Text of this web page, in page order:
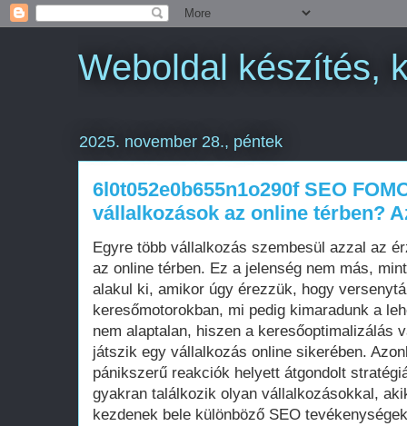
Weboldal készítés,
2025. november 28., péntek
6l0t052e0b655n1o290f SEO
vállalkozások az online térben?
Egyre több vállalkozás szembesül azzal az
az online térben. Ez a jelenség nem más,
alakul ki, amikor úgy érezzük, hogy
keresőmotorokban, mi pedig kimaradunk a
nem alaptalan, hiszen a keresőoptimalizálás
játszik egy vállalkozás online sikerében.
pánikszerű reakciók helyett átgondolt
gyakran találkozik olyan vállalkozásokkal,
kezdenek bele különböző SEO